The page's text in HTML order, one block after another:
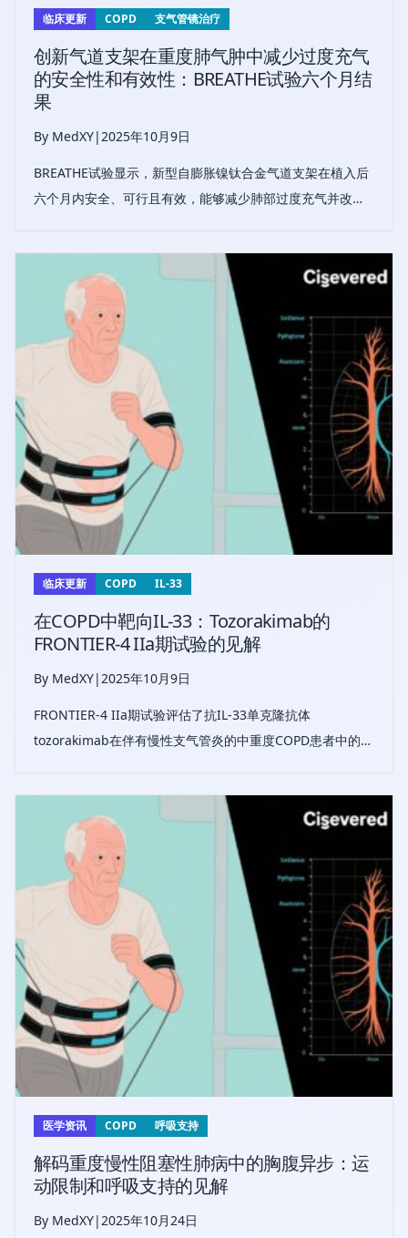
临床更新 COPD 支气管镜治疗
创新气道支架在重度肺气肿中减少过度充气
的安全性和有效性：BREATHE试验六个月结
果
By MedXY|2025年10月9日
BREATHE试验显示，新型自膨胀镍钛合金气道支架在植入后
六个月内安全、可行且有效，能够减少肺部过度充气并改善
临床更新 COPD IL-33
在COPD中靶向IL-33：Tozorakimab的
FRONTIER-4 IIa期试验的见解
By MedXY|2025年10月9日
FRONTIER-4 IIa期试验评估了抗IL-33单克隆抗体
tozorakimab在伴有慢性支气管炎的中重度COPD患者中的疗
者中出现了疗效信号，支持正在进行的III期研究。
医学资讯 COPD 呼吸支持
解码重度慢性阻塞性肺病中的胸腹异步：运
动限制和呼吸支持的见解
By MedXY|2025年10月24日